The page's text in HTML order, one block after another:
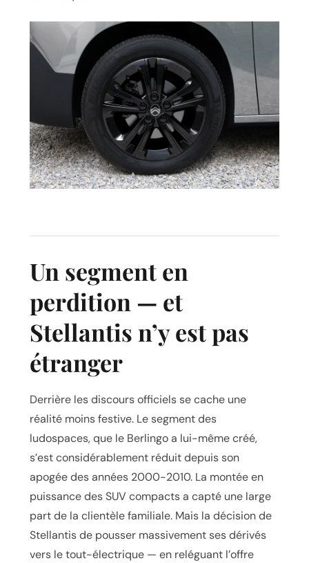
Un segment en
perdition — et
Stellantis n’y est pas
étranger
Derrière les discours officiels se cache une
réalité moins festive. Le segment des
ludospaces, que le Berlingo a lui-même créé,
s’est considérablement réduit depuis son
apogée des années 2000-2010. La montée en
puissance des SUV compacts a capté une large
part de la clientèle familiale. Mais la décision de
Stellantis de pousser massivement ses dérivés
vers le tout-électrique — en reléguant l’offre